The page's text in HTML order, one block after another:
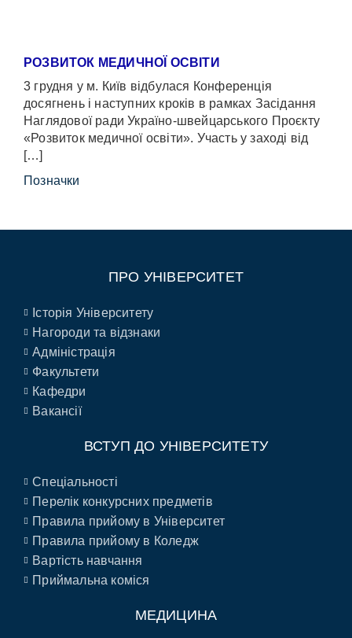
РОЗВИТОК МЕДИЧНОЇ ОСВІТИ
3 грудня у м. Київ відбулася Конференція
досягнень і наступних кроків в рамках Засідання
Наглядової ради Україно-швейцарського Проєкту
«Розвиток медичної освіти». Участь у заході від
[…]
Позначки
ПРО УНІВЕРСИТЕТ
Історія Університету
Нагороди та відзнаки
Адміністрація
Факультети
Кафедри
Вакансії
ВСТУП ДО УНІВЕРСИТЕТУ
Спеціальності
Перелік конкурсних предметів
Правила прийому в Університет
Правила прийому в Коледж
Вартість навчання
Приймальна коміся
МЕДИЦИНА